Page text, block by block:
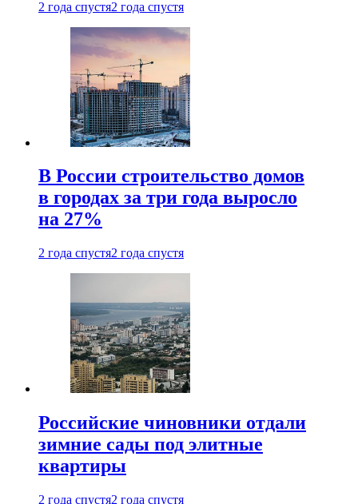
2 года спустя2 года спустя
В России строительство домов
в городах за три года выросло
на 27%
2 года спустя2 года спустя
Российские чиновники отдали
зимние сады под элитные
квартиры
2 года спустя2 года спустя